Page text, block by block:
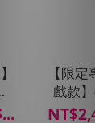
【限
戲款